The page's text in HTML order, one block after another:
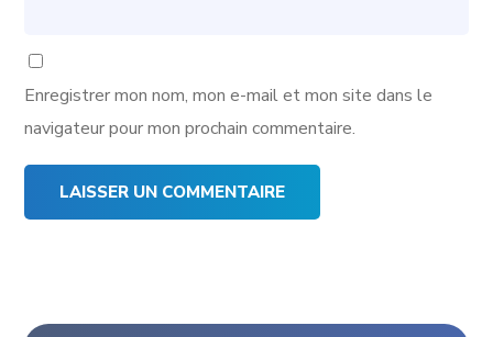
Enregistrer mon nom, mon e-mail et mon site dans le
navigateur pour mon prochain commentaire.